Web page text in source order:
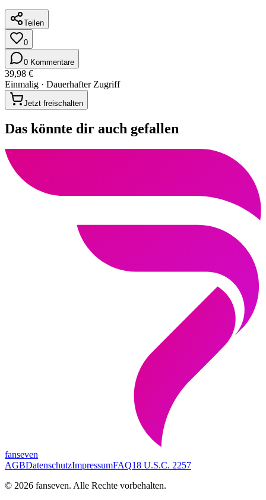
Teilen
0
0 Kommentare
39,98 €
Einmalig · Dauerhafter Zugriff
Jetzt freischalten
Das könnte dir auch gefallen
fanseven
AGBDatenschutzImpressumFAQ18 U.S.C. 2257
© 2026 fanseven. Alle Rechte vorbehalten.